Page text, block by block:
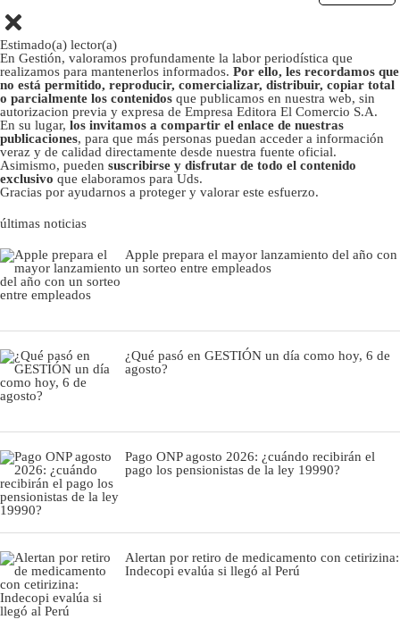
Estimado(a) lector(a)
En Gestión, valoramos profundamente la labor periodística que
realizamos para mantenerlos informados. Por ello, les recordamos que
no está permitido, reproducir, comercializar, distribuir, copiar total
o parcialmente los contenidos que publicamos en nuestra web, sin
autorizacion previa y expresa de Empresa Editora El Comercio S.A.
En su lugar, los invitamos a compartir el enlace de nuestras
publicaciones, para que más personas puedan acceder a información
veraz y de calidad directamente desde nuestra fuente oficial.
Asimismo, pueden suscribirse y disfrutar de todo el contenido
exclusivo que elaboramos para Uds.
Gracias por ayudarnos a proteger y valorar este esfuerzo.
últimas noticias
Apple prepara el mayor lanzamiento del año con
un sorteo entre empleados
¿Qué pasó en GESTIÓN un día como hoy, 6 de
agosto?
Pago ONP agosto 2026: ¿cuándo recibirán el
pago los pensionistas de la ley 19990?
Alertan por retiro de medicamento con cetirizina:
Indecopi evalúa si llegó al Perú